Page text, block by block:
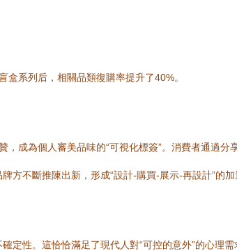
系列后，相關品類復購率提升了40%。
成為個人審美品味的“可視化標簽”。消費者通過分
方不斷推陳出新，形成“設計-購買-展示-再設計”的加
定性。這恰恰滿足了現代人對“可控的意外”的心